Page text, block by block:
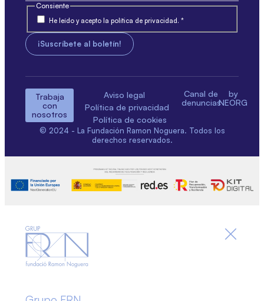
Consiente
He leído y acepto la política de privacidad. *
Trabaja
con
nosotros
Aviso legal
Política de privacidad
Política de cookies
Canal de
denuncias
by
NEORG
© 2024 - La Fundación Ramon Noguera. Todos los
derechos reservados.